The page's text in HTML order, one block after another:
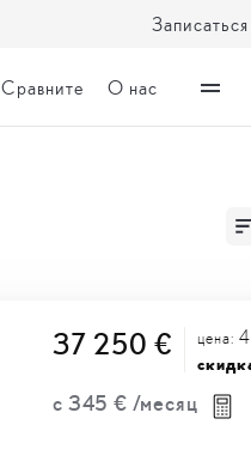
Сравните О нас
37 250 € цена:
с 345 € /месяц